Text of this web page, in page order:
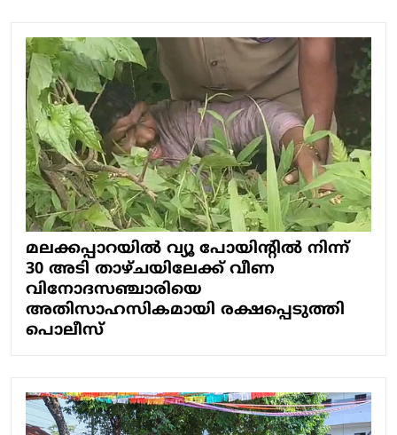
മലക്കപ്പാറയിൽ വ്യൂ പോയിന്റിൽ നിന്ന്
30 അടി താഴ്ചയിലേക്ക് വീണ
വിനോദസഞ്ചാരിയെ
അതിസാഹസികമായി രക്ഷപ്പെടുത്തി
പൊലീസ്